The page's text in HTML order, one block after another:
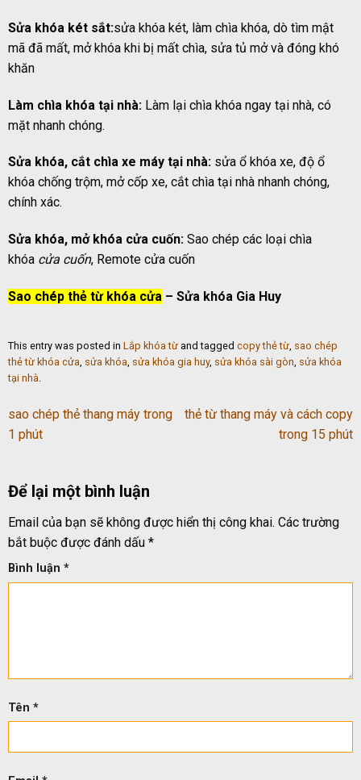
Sửa khóa két sắt:sửa khóa két, làm chìa khóa, dò tìm mật
mã đã mất, mở khóa khi bị mất chìa, sửa tủ mở và đóng khó
khăn
Làm chìa khóa tại nhà: Làm lại chìa khóa ngay tại nhà, có
mặt nhanh chóng.
Sửa khóa, cắt chìa xe máy tại nhà: sửa ổ khóa xe, độ ổ
khóa chống trộm, mở cốp xe, cắt chìa tại nhà nhanh chóng,
chính xác.
Sửa khóa, mở khóa cửa cuốn: Sao chép các loại chìa
khóa cửa cuốn, Remote cửa cuốn
Sao chép thẻ từ khóa cửa – Sửa khóa Gia Huy
This entry was posted in Lắp khóa từ and tagged copy thẻ từ, sao chép
thẻ từ khóa cửa, sửa khóa, sửa khóa gia huy, sửa khóa sài gòn, sửa khóa
tại nhà.
sao chép thẻ thang máy trong
1 phút
thẻ từ thang máy và cách copy
trong 15 phút
Để lại một bình luận
Email của bạn sẽ không được hiển thị công khai. Các trường
bắt buộc được đánh dấu *
Bình luận *
Tên *